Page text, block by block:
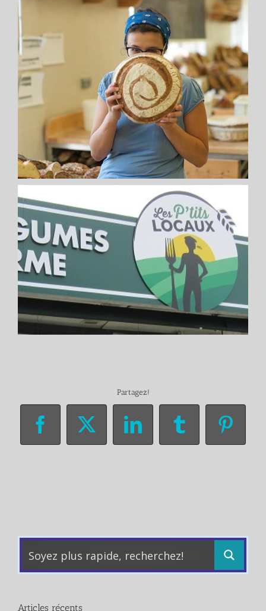
Partagez!
Facebook
X LinkedInTumblr
Articles récents